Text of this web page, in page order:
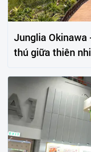
Junglia Okinawa
thú giữa thiên